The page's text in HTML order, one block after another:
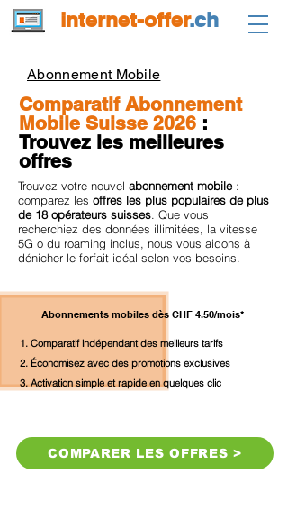
internet-offer.ch
Abonnement Mobile
Comparatif Abonnement
Mobile Suisse 2026 :
Trouvez les meilleures
offres
Trouvez votre nouvel abonnement mobile :
comparez les offres les plus populaires de plus
de 18 opérateurs suisses. Que vous
recherchiez des données illimitées, la vitesse
5G o du roaming inclus, nous vous aidons à
dénicher le forfait idéal selon vos besoins.
COMPARER LES OFFRES >
Abonnements mobiles dès CHF 4.50/mois*
Comparatif indépendant des meilleurs tarifs
Économisez avec des promotions exclusives
Activation simple et rapide en quelques clic